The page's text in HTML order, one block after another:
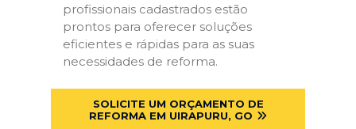
profissionais cadastrados estão
prontos para oferecer soluções
eficientes e rápidas para as suas
necessidades de reforma.
SOLICITE UM ORÇAMENTO DE
REFORMA EM UIRAPURU, GO